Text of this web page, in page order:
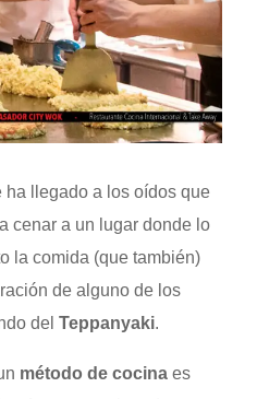
ha llegado a los oídos que
cenar a un lugar donde lo
la comida (que también)
de alguno de los
delTeppanyaki.
método de cocina es